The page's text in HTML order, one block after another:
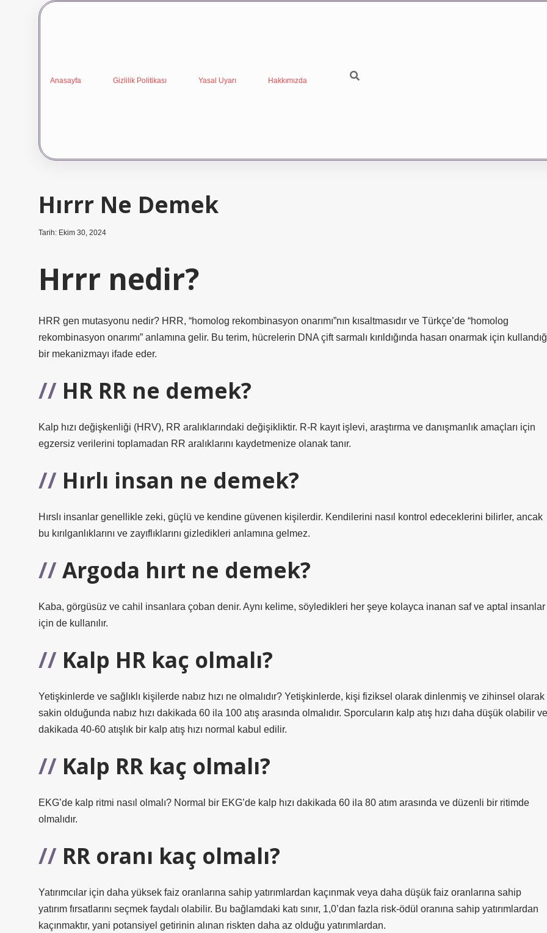
Anasayfa Gizlilik Politikası Yasal Uyarı Hakkımızda
Hırrr Ne Demek
Tarih: Ekim 30, 2024
Hrrr nedir?
HRR gen mutasyonu nedir? HRR, “homolog rekombinasyon onarımı”nın kısaltmasıdır ve Türkçe’de “homolog
rekombinasyon onarımı” anlamına gelir. Bu terim, hücrelerin DNA çift sarmalı kırıldığında hasarı onarmak için
bir mekanizmayı ifade eder.
HR RR ne demek?
Kalp hızı değişkenliği (HRV), RR aralıklarındaki değişikliktir. R-R kayıt işlevi, araştırma ve danışmanlık amaçları için
egzersiz verilerini toplamadan RR aralıklarını kaydetmenize olanak tanır.
Hırlı insan ne demek?
Hırslı insanlar genellikle zeki, güçlü ve kendine güvenen kişilerdir. Kendilerini nasıl kontrol edeceklerini bilirler, ancak
bu kırılganlıklarını ve zayıflıklarını gizledikleri anlamına gelmez.
Argoda hırt ne demek?
Kaba, görgüsüz ve cahil insanlara çoban denir. Aynı kelime, söyledikleri her şeye kolayca inanan saf ve aptal insanlar
için de kullanılır.
Kalp HR kaç olmalı?
Yetişkinlerde ve sağlıklı kişilerde nabız hızı ne olmalıdır? Yetişkinlerde, kişi fiziksel olarak dinlenmiş ve zihinsel olarak
sakin olduğunda nabız hızı dakikada 60 ila 100 atış arasında olmalıdır. Sporcuların kalp atış hızı daha düşük olabilir ve
dakikada 40-60 atışlık bir kalp atış hızı normal kabul edilir.
Kalp RR kaç olmalı?
EKG’de kalp ritmi nasıl olmalı? Normal bir EKG’de kalp hızı dakikada 60 ila 80 atım arasında ve düzenli bir ritimde
olmalıdır.
RR oranı kaç olmalı?
Yatırımcılar için daha yüksek faiz oranlarına sahip yatırımlardan kaçınmak veya daha düşük faiz oranlarına sahip
yatırım fırsatlarını seçmek faydalı olabilir. Bu bağlamdaki katı sınır, 1,0’dan fazla risk-ödül oranına sahip yatırımlardan
kaçınmaktır, yani potansiyel getirinin alınan riskten daha az olduğu yatırımlardan.